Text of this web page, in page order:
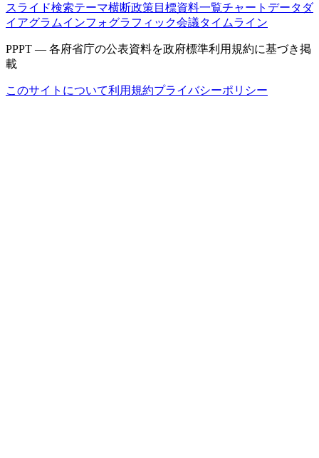
スライド検索テーマ横断政策目標資料一覧チャートデータ ダ
イアグラムインフォグラフィック会議タイムライン
PPPT — 各府省庁の公表資料を政府標準利用規約に基づき掲
載
このサイトについて利用規約プライバシーポリシー